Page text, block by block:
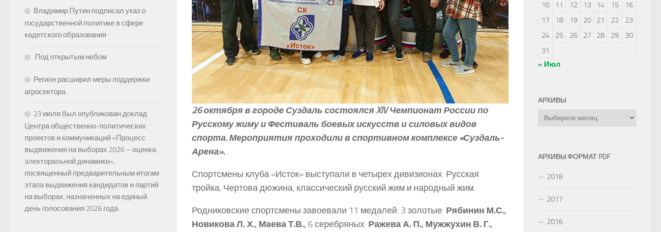
26 октября в городе Суздаль состоялся XIV Чемпионат России по
Русскому жиму и Фестиваль боевых искусств и силовых видов
спорта. Мероприятия проходили в спортивном комплексе «Суздаль­
Арена».
Спортсмены клуба «Исток» выступали в четырех дивизионах: Русская
тройка, Чертова дюжина, классический русский жим и народный жим.
Родниковские спортсмены завоевали 11 медалей: 3 золотые ­ Рябинин М.С.,
Новикова Л. Х., Маева Т.В., 6 серебряных ­ Ражева А. П., Мужжухин В. Г.,
Владимир Путин подписал указ о
государственной политике в сфере
кадетского образования
Под открытым небом
Регион расширил меры поддержки
агросектора
23 июля был опубликован доклад
Центра общественно-политических
проектов и коммуникаций «Процесс
выдвижения на выборах 2026 – оценка
электоральной динамики»,
посвященный предварительным итогам
этапа выдвижения кандидатов и партий
на выборах, назначенных на единый
день голосования 2026 года.
10
11 12 13 14 15
16
17
18 19 20 21 22
23
24
25 26 27 28 29
30
31
« Июл
АРХИВЫ
Архивы
АРХИВЫ ФОРМАТ PDF
2018
2017
2016